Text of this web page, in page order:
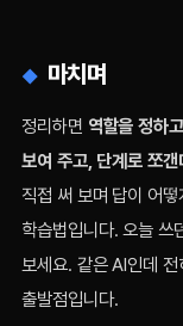
마치며
정리하면 역할을 정하
보여 주고, 단계로 쪼갠
직접 써 보며 답이 어
학습법입니다. 오늘 쓰
보세요. 같은 AI인데
출발점입니다.